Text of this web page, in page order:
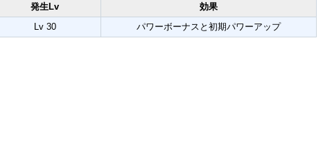
発生Lv
効果
Lv 30 パワーボーナスと初期パワーアップ